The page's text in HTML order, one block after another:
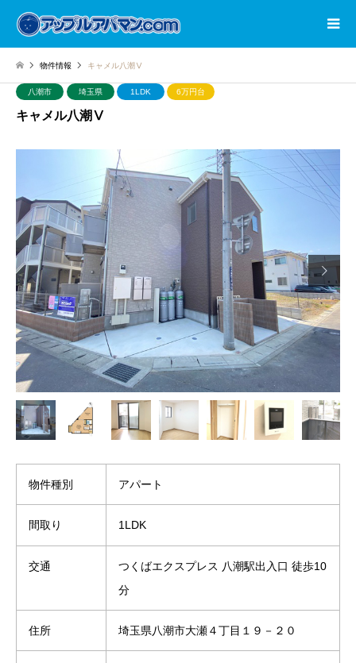
物件情報 キャメル八潮Ⅴ
八潮市 埼玉県 1LDK 6万円台
キャメル八潮Ⅴ

物件種別 アパート
間取り 1LDK
交通
つくばエクスプレス 八潮駅出入口 徒歩10
分
住所 埼玉県八潮市大瀬４丁目１９－２０